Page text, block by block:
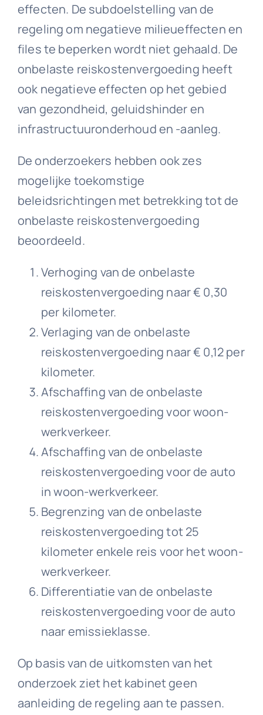
effecten. De subdoelstelling van de
regeling om negatieve milieueffecten en
files te beperken wordt niet gehaald. De
onbelaste reiskostenvergoeding heeft
ook negatieve effecten op het gebied
van gezondheid, geluidshinder en
infrastructuuronderhoud en -aanleg.
De onderzoekers hebben ook zes
mogelijke toekomstige
beleidsrichtingen met betrekking tot de
onbelaste reiskostenvergoeding
beoordeeld.
Verhoging van de onbelaste
reiskostenvergoeding naar € 0,30
per kilometer.
Verlaging van de onbelaste
reiskostenvergoeding naar € 0,12 per
kilometer.
Afschaffing van de onbelaste
reiskostenvergoeding voor woon-
werkverkeer.
Afschaffing van de onbelaste
reiskostenvergoeding voor de auto
in woon-werkverkeer.
Begrenzing van de onbelaste
reiskostenvergoeding tot 25
kilometer enkele reis voor het woon-
werkverkeer.
Differentiatie van de onbelaste
reiskostenvergoeding voor de auto
naar emissieklasse.
Op basis van de uitkomsten van het
onderzoek ziet het kabinet geen
aanleiding de regeling aan te passen.